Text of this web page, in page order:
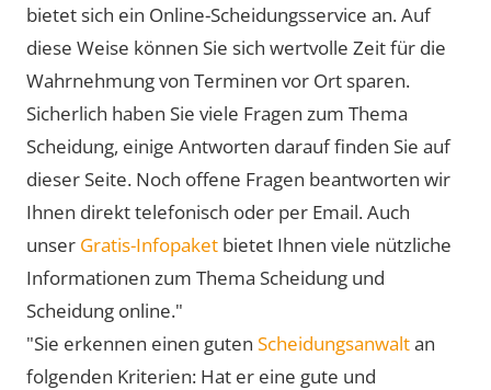
bietet sich ein Online-Scheidungsservice an. Auf
diese Weise können Sie sich wertvolle Zeit für die
Wahrnehmung von Terminen vor Ort sparen.
Sicherlich haben Sie viele Fragen zum Thema
Scheidung, einige Antworten darauf finden Sie auf
dieser Seite. Noch offene Fragen beantworten wir
Ihnen direkt telefonisch oder per Email. Auch
unser Gratis-Infopaket bietet Ihnen viele nützliche
Informationen zum Thema Scheidung und
Scheidung online."
"Sie erkennen einen guten Scheidungsanwaltan
folgenden Kriterien: Hat er eine gute und